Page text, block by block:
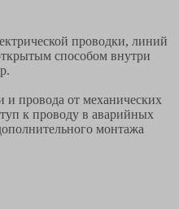
проводки, линий
способом внутри
и провода от механических
к проводу в аварийных
монтажа